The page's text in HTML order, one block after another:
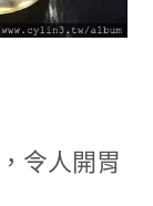
令人開胃